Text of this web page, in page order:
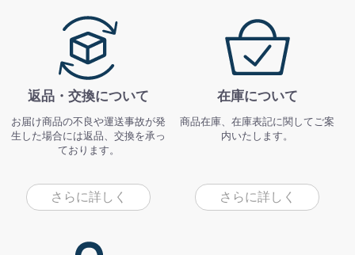
返品・交換について
お届け商品の不良や運送事故が発
生した場合には返品、交換を承っ
ております。
さらに詳しく
在庫について
商品在庫、在庫表記に関してご案
内いたします。
さらに詳しく